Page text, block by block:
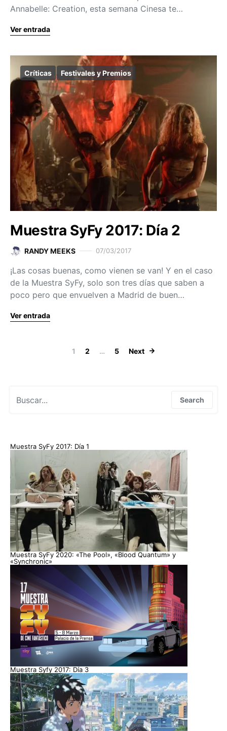
Annabelle: Creation, esta semana Cinesa te…
Ver entrada
Críticas Festivales y Premios
Muestra SyFy 2017: Día 2
RANDY MEEKS 07/03/2017
¡Las cosas buenas, como vienen se van! Y en el caso
de la Muestra SyFy, solo son tres días que saben a
poco pero que envuelven a Madrid de buen…
Ver entrada
Paginación
1 2 … 5 Next
Search
Muestra SyFy 2017: Día 1
Muestra SyFy 2020: «The Pool», «Blood Quantum» y
«Synchronic»
Muestra Syfy 2017: Día 3